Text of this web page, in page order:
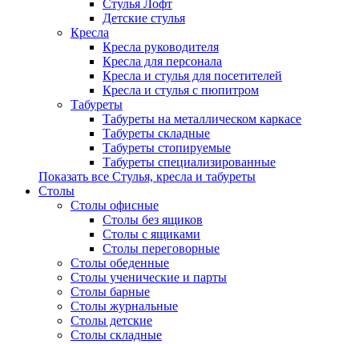
Стулья Лофт
Детские стулья
Кресла
Кресла руководителя
Кресла для персонала
Кресла и стулья для посетителей
Кресла и стулья с пюпитром
Табуреты
Табуреты на металлическом каркасе
Табуреты складные
Табуреты стопируемые
Табуреты специализированные
Показать все Стулья, кресла и табуреты
Столы
Столы офисные
Столы без ящиков
Столы с ящиками
Столы переговорные
Столы обеденные
Столы ученические и парты
Столы барные
Столы журнальные
Столы детские
Столы складные